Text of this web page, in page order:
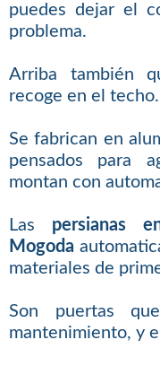
puedes dejar el
problema.
Arriba también
recoge en el techo.
Se fabrican en
pensados para
montan con
Las persianas
Mogoda
materiales de
Son puertas
mantenimiento, y